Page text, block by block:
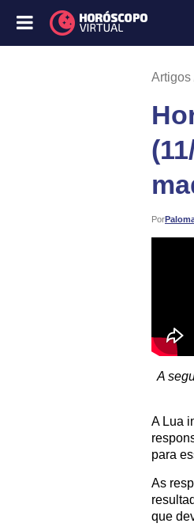
Artigos
Por
Publicado:
A
A Lua
para
As
que